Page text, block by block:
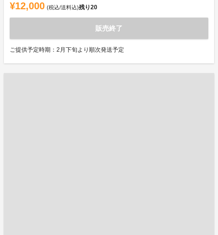
¥12,000 (税込/送料込)残り20
販売終了
ご提供予定時期：2月下旬より順次発送予定